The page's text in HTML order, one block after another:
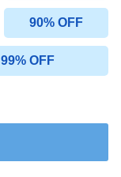
90% OFF
99% OFF